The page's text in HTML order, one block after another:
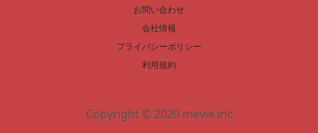
お問い合わせ
会社情報
プライバシーポリシー
利用規約
Copyright © 2020 mevie.inc